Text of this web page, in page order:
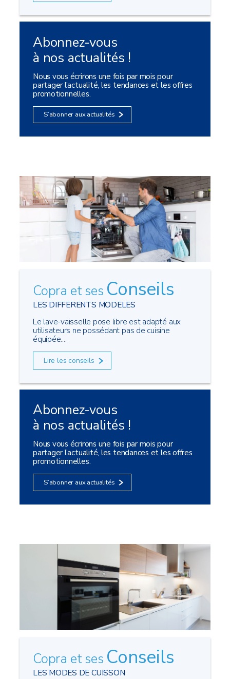
Abonnez-vous
à nos actualités !
Nous vous écrirons une fois par mois pour
partager l’actualité, les tendances et les offres
promotionnelles.
S’abonner aux actualités
Copra et ses Conseils
LES DIFFERENTS MODELES
Le lave-vaisselle pose libre est adapté aux
utilisateurs ne possédant pas de cuisine
équipée....
Lire les conseils
Abonnez-vous
à nos actualités !
Nous vous écrirons une fois par mois pour
partager l’actualité, les tendances et les offres
promotionnelles.
S’abonner aux actualités
Copra et ses Conseils
LES MODES DE CUISSON